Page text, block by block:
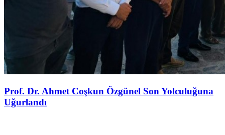
Prof. Dr. Ahmet Coşkun Özgünel Son Yolculuğuna
Uğurlandı